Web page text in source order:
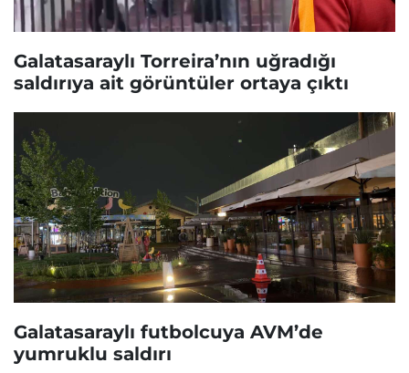
Galatasaraylı Torreira’nın uğradığı
saldırıya ait görüntüler ortaya çıktı
Galatasaraylı futbolcuya AVM’de
yumruklu saldırı